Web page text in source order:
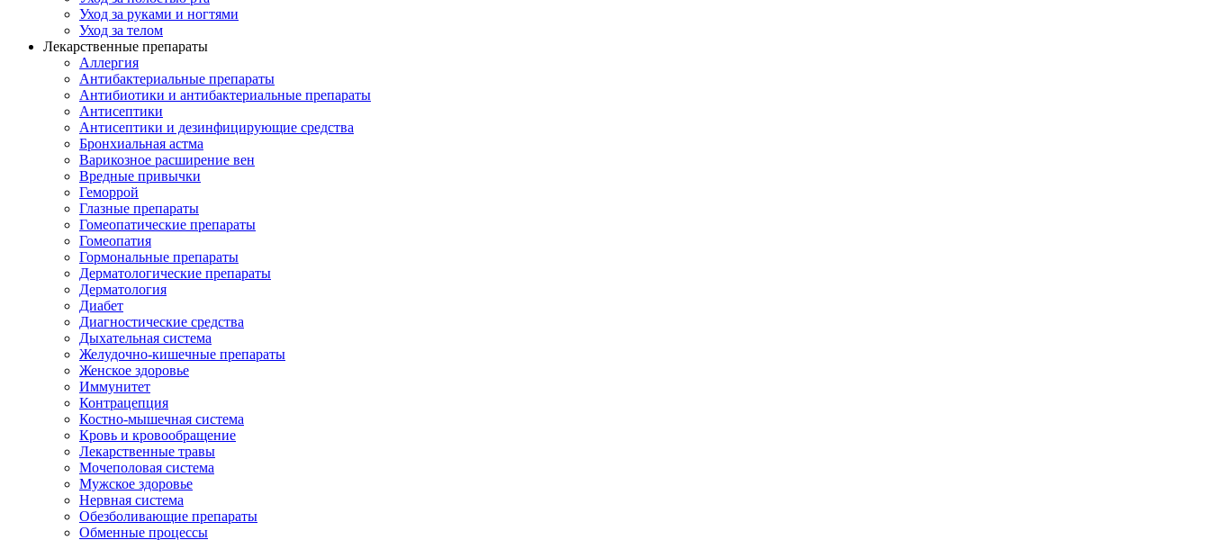
Уход за руками и ногтями
Уход за телом
Лекарственные препараты
Аллергия
Антибактериальные препараты
Антибиотики и антибактериальные препараты
Антисептики
Антисептики и дезинфицирующие средства
Бронхиальная астма
Варикозное расширение вен
Вредные привычки
Геморрой
Глазные препараты
Гомеопатические препараты
Гомеопатия
Гормональные препараты
Дерматологические препараты
Дерматология
Диабет
Диагностические средства
Дыхательная система
Желудочно-кишечные препараты
Женское здоровье
Иммунитет
Контрацепция
Костно-мышечная система
Кровь и кровообращение
Лекарственные травы
Мочеполовая система
Мужское здоровье
Нервная система
Обезболивающие препараты
Обменные процессы